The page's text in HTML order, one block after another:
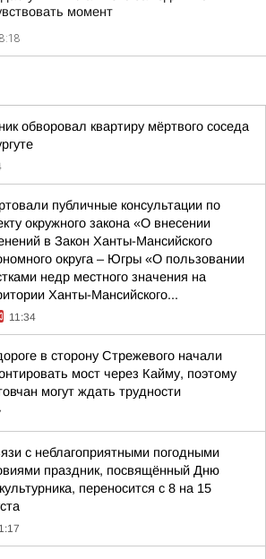
момент
обворовал квартиру мёртвого соседа
публичные консультации по
окружного закона «О внесении
в Закон Ханты-Мансийского
округа – Югры «О пользовании
недр местного значения на
Ханты-Мансийского...
11:34
в сторону Стрежевого начали
мост через Кайму, поэтому
могут ждать трудности
с неблагоприятными погодными
праздник, посвящённый Дню
переносится с 8 на 15